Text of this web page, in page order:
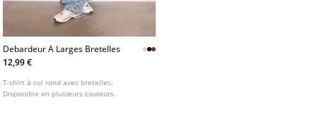
Debardeur A Larges Bretelles
12,99 €
T-shirt à col rond avec bretelles.
Disponible en plusieurs couleurs.